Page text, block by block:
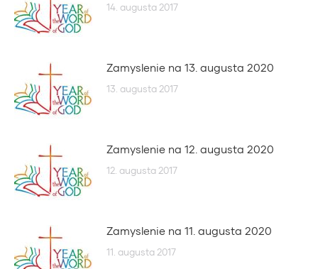
14. augusta 2017
Zamyslenie na 13. augusta 2020
13. augusta 2017
Zamyslenie na 12. augusta 2020
12. augusta 2017
Zamyslenie na 11. augusta 2020
11. augusta 2017